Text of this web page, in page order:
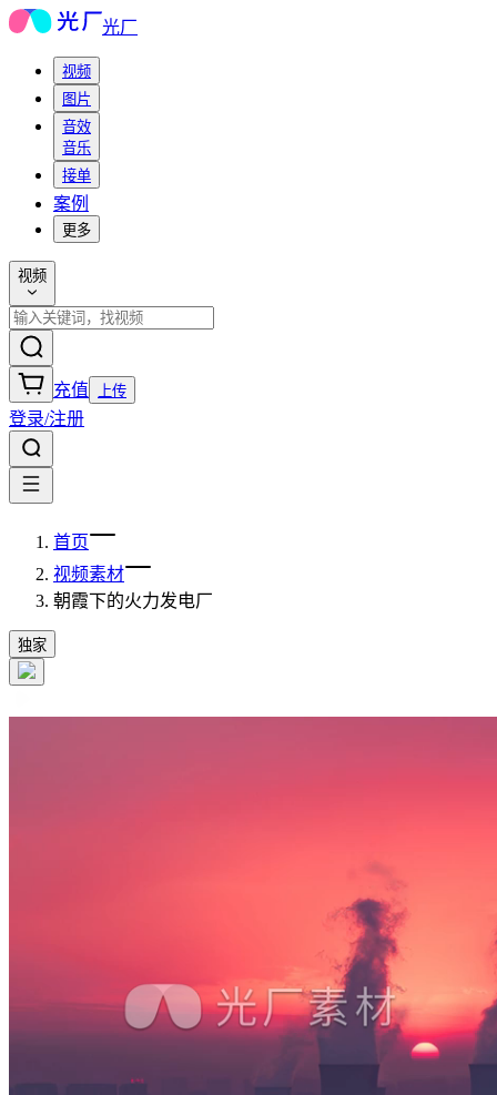
光厂
视频
图片
音效
音乐
接单
案例
更多
视频
充值 上传
登录/注册
首页
视频素材
朝霞下的火力发电厂
独家